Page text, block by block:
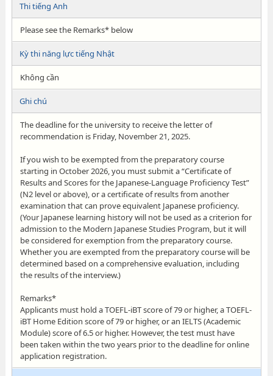
Thi tiếng Anh
Please see the Remarks* below
Kỳ thi năng lực tiếng Nhật
Không cần
Ghi chú
The deadline for the university to receive the letter of
recommendation is Friday, November 21, 2025.
If you wish to be exempted from the preparatory course
starting in October 2026, you must submit a “Certificate of
Results and Scores for the Japanese-Language Proficiency Test”
(N2 level or above), or a certificate of results from another
examination that can prove equivalent Japanese proficiency.
(Your Japanese learning history will not be used as a criterion for
admission to the Modern Japanese Studies Program, but it will
be considered for exemption from the preparatory course.
Whether you are exempted from the preparatory course will be
determined based on a comprehensive evaluation, including
the results of the interview.)
Remarks*
Applicants must hold a TOEFL-iBT score of 79 or higher, a TOEFL-
iBT Home Edition score of 79 or higher, or an IELTS (Academic
Module) score of 6.5 or higher. However, the test must have
been taken within the two years prior to the deadline for online
application registration.